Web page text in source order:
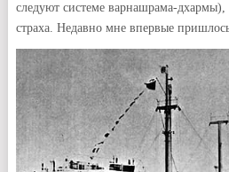
следуют системе варнашрама-
страха. Недавно мне впервые